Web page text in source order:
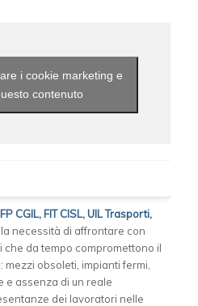
i cookie marketing e
contenuto
FP CGIL, FIT CISL, UIL Trasporti,
necessità di affrontare con
che da tempo compromettono il
obsoleti, impianti fermi,
e assenza di un reale
dei lavoratori nelle